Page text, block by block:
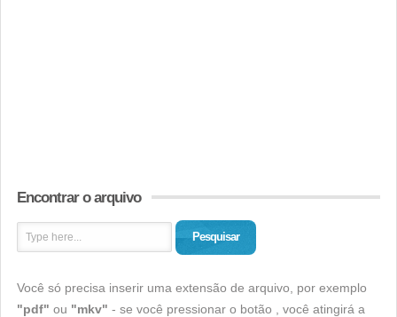
Encontrar o arquivo
Pesquisar
Você só precisa inserir uma extensão de arquivo, por exemplo
"pdf" ou "mkv" - se você pressionar o botão , você atingirá a